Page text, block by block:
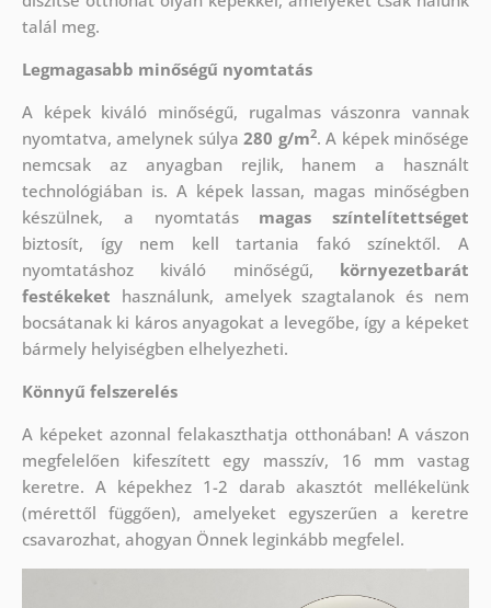
talál meg.
Legmagasabb minőségű nyomtatás
A képek kiváló minőségű, rugalmas vászonra vannak
nyomtatva, amelynek súlya280 g/m2. A képek minősége
nemcsak az anyagban rejlik, hanem a használt
technológiában is. A képek lassan, magas minőségben
készülnek, a nyomtatás magas színtelítettséget
biztosít, így nem kell tartania fakó színektől. A
nyomtatáshoz kiváló minőségű, környezetbarát
festékeket használunk, amelyek szagtalanok és nem
bocsátanak ki káros anyagokat a levegőbe, így a képeket
bármely helyiségben elhelyezheti.
Könnyű felszerelés
A képeket azonnal felakaszthatja otthonában! A vászon
megfelelően kifeszített egy masszív, 16 mm vastag
keretre. A képekhez 1-2 darab akasztót mellékelünk
(mérettől függően), amelyeket egyszerűen a keretre
csavarozhat, ahogyan Önnek leginkább megfelel.